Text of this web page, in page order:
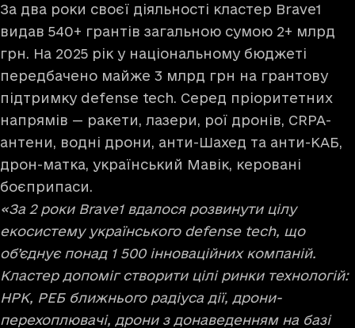
За два роки своєї діяльності кластер Brave1
видав 540+ грантів загальною сумою 2+ млрд
грн. На 2025 рік у національному бюджеті
передбачено майже 3 млрд грн на грантову
підтримку defense tech. Серед пріоритетних
напрямів — ракети, лазери, рої дронів, CRPA-
антени, водні дрони, анти-Шахед та анти-КАБ,
дрон-матка, український Мавік, керовані
боєприпаси.
«За 2 роки Brave1 вдалося розвинути цілу
екосистему українського defense tech, що
об’єднує понад 1 500 інноваційних компаній.
Кластер допоміг створити цілі ринки технологій:
НРК, РЕБ ближнього радіуса дії, дрони-
перехоплювачі, дрони з донаведенням на базі